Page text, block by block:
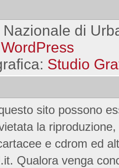
di
WordPress
Studio
sito possono
la
e cdrom ed
Qualora venga